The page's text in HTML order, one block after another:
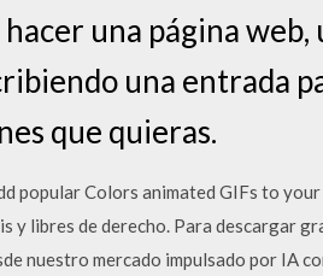
una página
una entrada
que quieras.
popular Colors animated GIFs to
y libres de derecho. Para descargar
nuestro mercado impulsado por IA